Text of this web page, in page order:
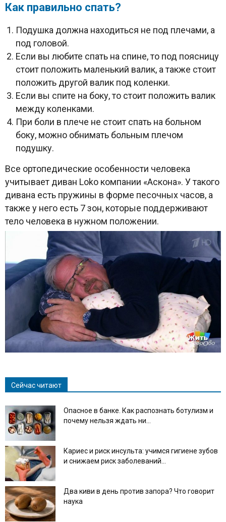
Как правильно спать?
Подушка должна находиться не под плечами, а
под головой.
Если вы любите спать на спине, то под поясницу
стоит положить маленький валик, а также стоит
положить другой валик под коленки.
Если вы спите на боку, то стоит положить валик
между коленками.
При боли в плече не стоит спать на больном
боку, можно обнимать больным плечом
подушку.
Все ортопедические особенности человека
учитывает диван Loko компании «Аскона». У такого
дивана есть пружины в форме песочных часов, а
также у него есть 7 зон, которые поддерживают
тело человека в нужном положении.
Сейчас читают
Опасное в банке. Как распознать ботулизм и
почему нельзя ждать ни...
Кариес и риск инсульта: учимся гигиене зубов
и снижаем риск заболеваний...
Два киви в день против запора? Что говорит
наука